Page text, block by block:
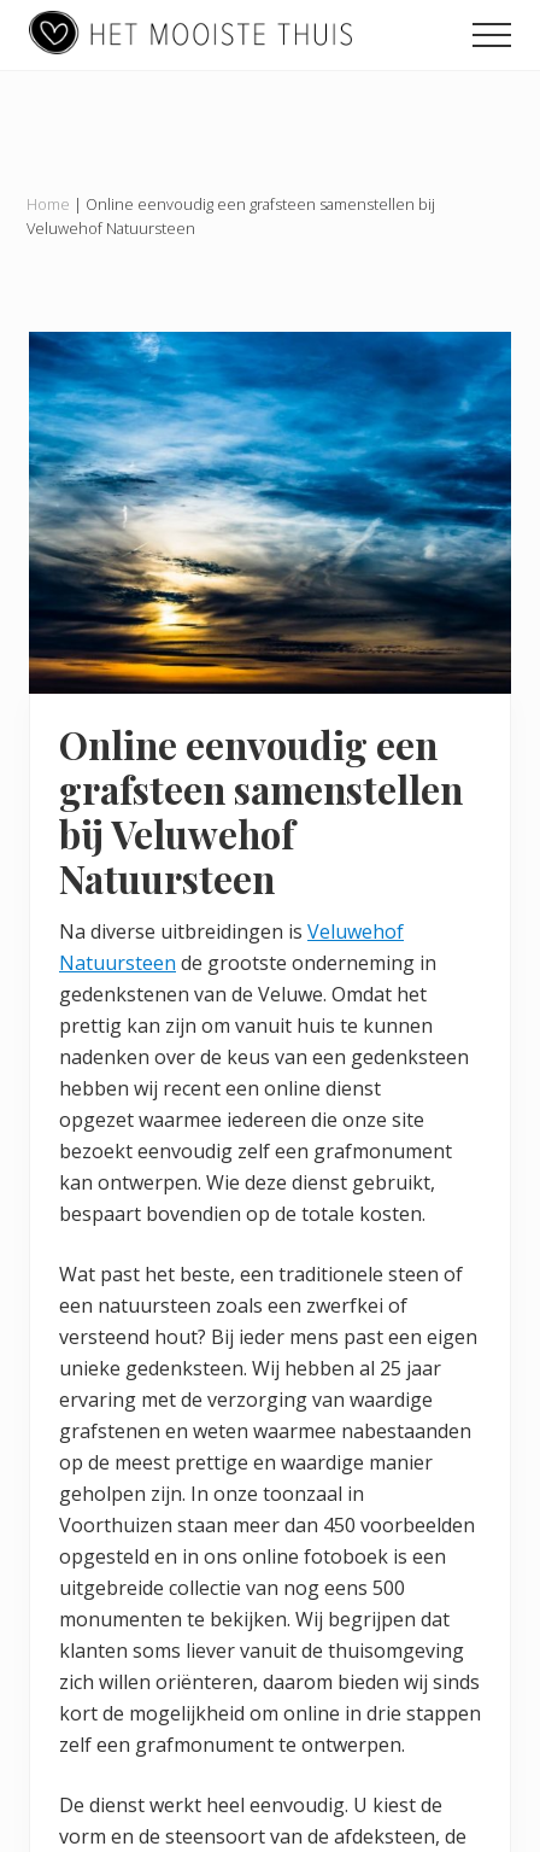
Menu
Skip
Skip
Skip
Main
navigation
Home | Online eenvoudig een grafsteen samenstellen bij
Veluwehof Natuursteen
Online eenvoudig een
grafsteen samenstellen
bij Veluwehof
Natuursteen
Na diverse uitbreidingen is Veluwehof
Natuursteen de grootste onderneming in
gedenkstenen van de Veluwe. Omdat het
prettig kan zijn om vanuit huis te kunnen
nadenken over de keus van een gedenksteen
hebben wij recent een online dienst
opgezet waarmee iedereen die onze site
bezoekt eenvoudig zelf een grafmonument
kan ontwerpen. Wie deze dienst gebruikt,
bespaart bovendien op de totale kosten.
Wat past het beste, een traditionele steen of
een natuursteen zoals een zwerfkei of
versteend hout? Bij ieder mens past een eigen
unieke gedenksteen. Wij hebben al 25 jaar
ervaring met de verzorging van waardige
grafstenen en weten waarmee nabestaanden
op de meest prettige en waardige manier
geholpen zijn. In onze toonzaal in
Voorthuizen staan meer dan 450 voorbeelden
opgesteld en in ons online fotoboek is een
uitgebreide collectie van nog eens 500
monumenten te bekijken. Wij begrijpen dat
klanten soms liever vanuit de thuisomgeving
zich willen oriënteren, daarom bieden wij sinds
kort de mogelijkheid om online in drie stappen
zelf een grafmonument te ontwerpen.
De dienst werkt heel eenvoudig. U kiest de
vorm en de steensoort van de afdeksteen, de